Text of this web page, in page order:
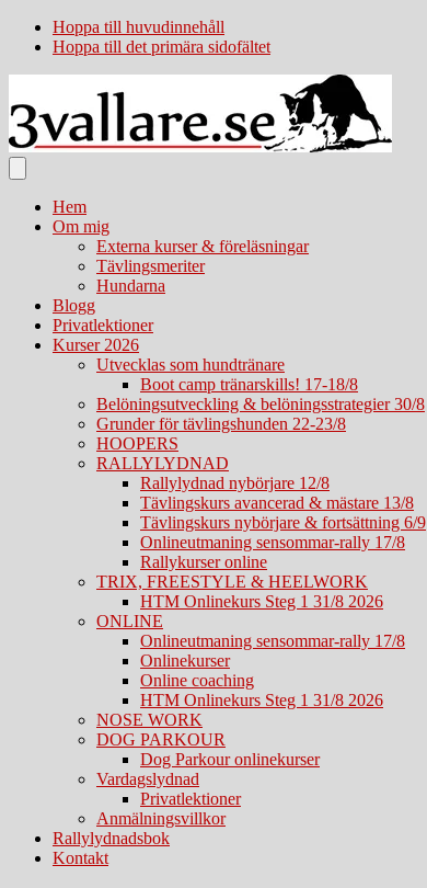
Hoppa till huvudinnehåll
Hoppa till det primära sidofältet
Hem
Om mig
Externa kurser & föreläsningar
Tävlingsmeriter
Hundarna
Blogg
Privatlektioner
Kurser 2026
Utvecklas som hundtränare
Boot camp tränarskills! 17-18/8
Belöningsutveckling & belöningsstrategier 30/8
Grunder för tävlingshunden 22-23/8
HOOPERS
RALLYLYDNAD
Rallylydnad nybörjare 12/8
Tävlingskurs avancerad & mästare 13/8
Tävlingskurs nybörjare & fortsättning 6/9
Onlineutmaning sensommar-rally 17/8
Rallykurser online
TRIX, FREESTYLE & HEELWORK
HTM Onlinekurs Steg 1 31/8 2026
ONLINE
Onlineutmaning sensommar-rally 17/8
Onlinekurser
Online coaching
HTM Onlinekurs Steg 1 31/8 2026
NOSE WORK
DOG PARKOUR
Dog Parkour onlinekurser
Vardagslydnad
Privatlektioner
Anmälningsvillkor
Rallylydnadsbok
Kontakt